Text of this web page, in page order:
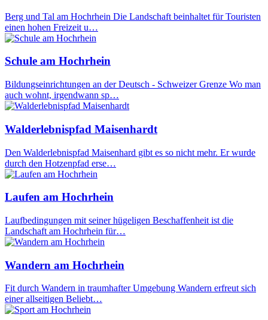
Berg und Tal am Hochrhein Die Landschaft beinhaltet für Touristen
einen hohen Freizeit u…
Schule am Hochrhein
Bildungseinrichtungen an der Deutsch - Schweizer Grenze Wo man
auch wohnt, irgendwann sp…
Walderlebnispfad Maisenhardt
Den Walderlebnispfad Maisenhard gibt es so nicht mehr. Er wurde
durch den Hotzenpfad erse…
Laufen am Hochrhein
Laufbedingungen mit seiner hügeligen Beschaffenheit ist die
Landschaft am Hochrhein für…
Wandern am Hochrhein
Fit durch Wandern in traumhafter Umgebung Wandern erfreut sich
einer allseitigen Beliebt…